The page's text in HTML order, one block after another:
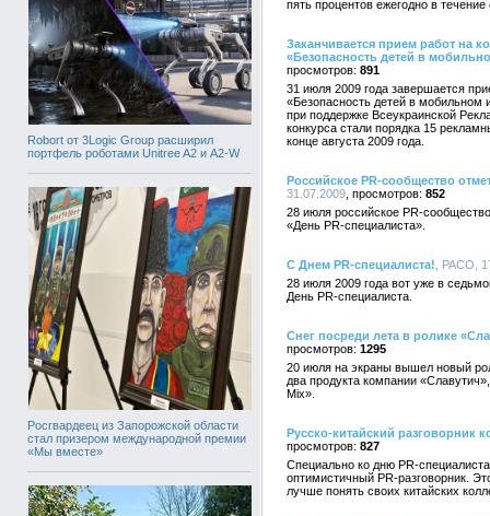
Robort от 3Logic Group расширил
портфель роботами Unitree A2 и A2-W
Росгвардеец из Запорожской области
стал призером международной премии
«Мы вместе»
пять процентов ежегодно в
Заканчивается прием работ на
«Безопасность детей в
891
31 июля 2009 года завершается
«Безопасность детей в мобильном
при поддержке Всеукраинской
конкурса стали порядка 15
конце августа 2009 года.
Российское PR-сообщество
31.07.2009
852
28 июля российское PR-
«День PR-специалиста».
С Днем PR-специалиста! , РАСО,
28 июля 2009 года вот уже в
День PR-специалиста.
Снег посреди лета в ролике
1295
20 июля на экраны вышел новый
два продукта компании
Mix».
Русско-китайский разговорник
827
Специально ко дню PR-
оптимистичный PR-разговорник.
лучше понять своих китайских